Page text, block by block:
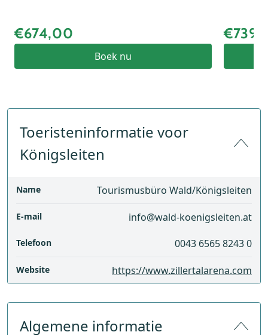
€674,00
Boek nu
Toeristeninformatie voor
Königsleiten
Name Tourismusbüro Wald/Königsleiten
E-mail info@wald-koenigsleiten.at
Telefoon 0043 6565 8243 0
Website https://www.zillertalarena.com
Algemene informatie